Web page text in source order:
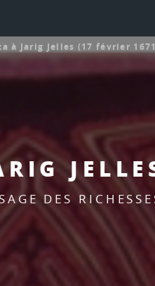
DES
à Jarig Jelles (17 février